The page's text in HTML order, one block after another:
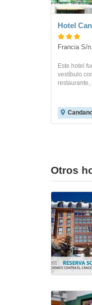
Hotel
Francia S/
Este hotel
vestíbulo
Otros